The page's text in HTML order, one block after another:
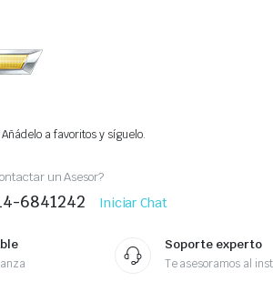
a favoritos y síguelo.
un Asesor?
6841242 Iniciar Chat
Soporte experto
Te asesoramos al